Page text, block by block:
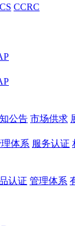
CS CCRC
公告 市场供求
体系 服务认证
认证 管理体系